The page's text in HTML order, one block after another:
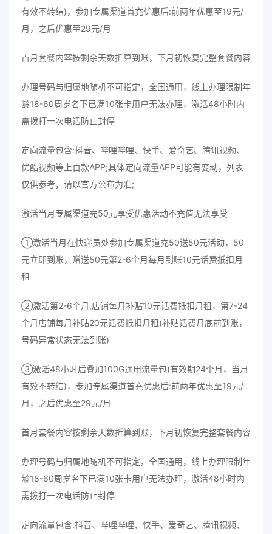
有效不转结)， 参加专属渠道首充优惠后:前两年优惠至19元/
月，之后优惠至29元/月
首月套餐内容按剩余天数折算到账，下月初恢复完整套餐内容
办理号码与归属地随机不可指定，全国通用，线上办理限制年
龄18-60周岁名下已满10张卡用户无法办理，激活48小时内
需拨打一次电话防止封停
定向流量包含:抖音、哔哩哔哩、快手、爱奇艺、腾讯视频、
优酷视频等上百款APP;具体定向流量APP可能有变动，列表
仅供参考，请以官方公布为准;
激活当月专属渠道充50元享受优惠活动不充值无法享受
①激活当月在快递员处参加专属渠道充50送50元活动，50
元立即到账，赠送50元第2-6个月每月到账10元话费抵扣月
租
②激活第2-6个月,店铺每月补贴10元话费抵扣月租，第7-24
个月店铺每月补贴20元话费抵扣月租(补贴话费月底前到账，
号码异常状态无法到账)
③激活48小时后叠加100G通用流量包(有效期24个月，当月
有效不转结)， 参加专属渠道首充优惠后:前两年优惠至19元/
月，之后优惠至29元/月
首月套餐内容按剩余天数折算到账，下月初恢复完整套餐内容
办理号码与归属地随机不可指定，全国通用，线上办理限制年
龄18-60周岁名下已满10张卡用户无法办理，激活48小时内
需拨打一次电话防止封停
定向流量包含:抖音、哔哩哔哩、快手、爱奇艺、腾讯视频、